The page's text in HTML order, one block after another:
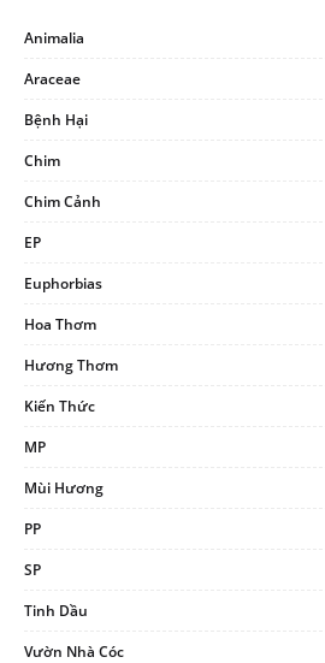
Animalia
Araceae
Bệnh Hại
Chim
Chim Cảnh
EP
Euphorbias
Hoa Thơm
Hương Thơm
Kiến Thức
MP
Mùi Hương
PP
SP
Tinh Dầu
Vườn Nhà Cóc